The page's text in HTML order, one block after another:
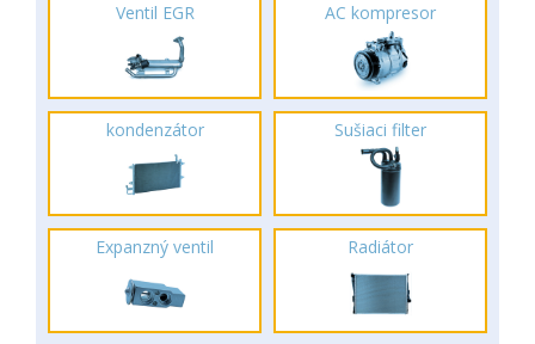
Ventil EGR AC kompresor
kondenzátor Sušiaci filter
Expanzný ventil Radiátor